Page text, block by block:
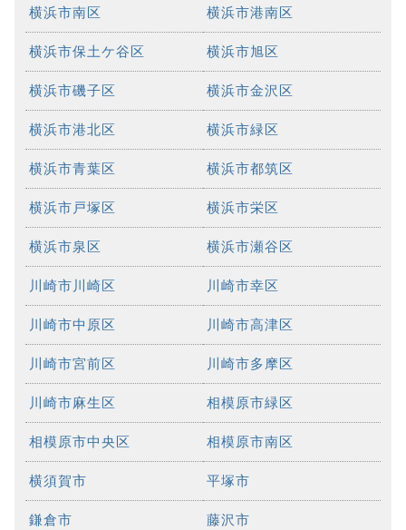
横浜市南区 横浜市港南区
横浜市保土ケ谷区 横浜市旭区
横浜市磯子区 横浜市金沢区
横浜市港北区 横浜市緑区
横浜市青葉区 横浜市都筑区
横浜市戸塚区 横浜市栄区
横浜市泉区 横浜市瀬谷区
川崎市川崎区 川崎市幸区
川崎市中原区 川崎市高津区
川崎市宮前区 川崎市多摩区
川崎市麻生区 相模原市緑区
相模原市中央区 相模原市南区
横須賀市 平塚市
鎌倉市 藤沢市